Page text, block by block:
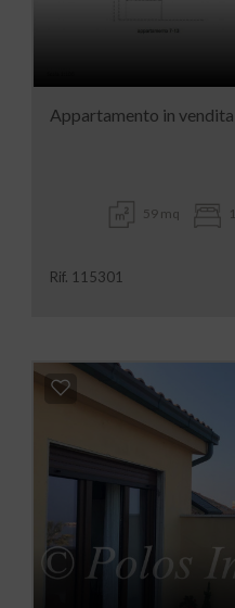
Appartamento in
59 mq
Rif. 115301